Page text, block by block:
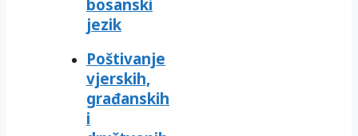
bosanski
jezik
Poštivanje
vjerskih,
građanskih
i